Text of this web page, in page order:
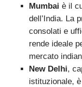
Mumbai è il
dell’India. La
consolati e
rende ideale
mercato
New Delhi,
istituzionale,